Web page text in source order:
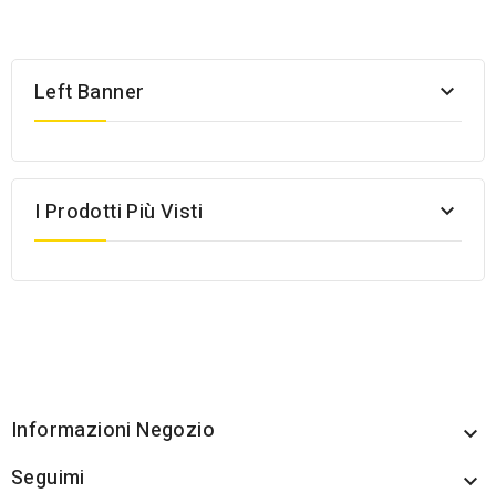
Left Banner 
I Prodotti Più Visti 
Informazioni Negozio 
Seguimi 